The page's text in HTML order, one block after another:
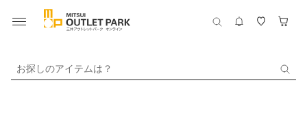
お探しのアイテムは？